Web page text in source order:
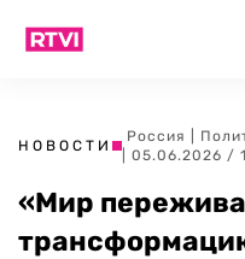
НОВОСТИ
Россия
| 05.06.2026 /
«Мир